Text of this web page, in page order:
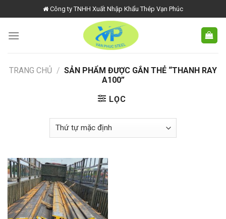
to
content
Công ty TNHH Xuất Nhập Khẩu Thép Vạn Phúc
TRANG CHỦ / SẢN PHẨM ĐƯỢC GẮN THẺ “THANH RAY
A100”
LỌC